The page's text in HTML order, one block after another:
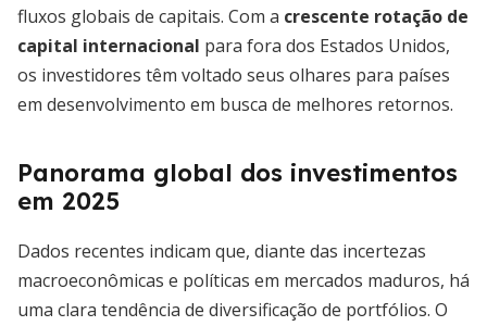
fluxos globais de capitais. Com a crescente rotação de
capital internacional para fora dos Estados Unidos,
os investidores têm voltado seus olhares para países
em desenvolvimento em busca de melhores retornos.
Panorama global dos investimentos
em 2025
Dados recentes indicam que, diante das incertezas
macroeconômicas e políticas em mercados maduros, há
uma clara tendência de diversificação de portfólios. O